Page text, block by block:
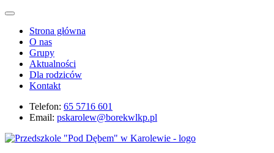
Strona główna
O nas
Grupy
Aktualności
Dla rodziców
Kontakt
Telefon: 65 5716 601
Email: pskarolew@borekwlkp.pl